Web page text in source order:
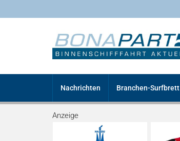
Nachrichten Branchen-Surfbrett
Anzeige